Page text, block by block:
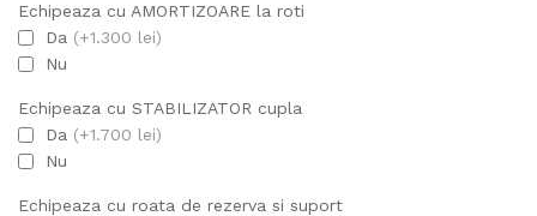
Echipeaza cu AMORTIZOARE la roti
Da (+1.300 lei)
Nu
Echipeaza cu STABILIZATOR cupla
Da (+1.700 lei)
Nu
Echipeaza cu roata de rezerva si suport